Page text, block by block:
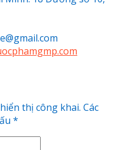
thị công khai. Các
*